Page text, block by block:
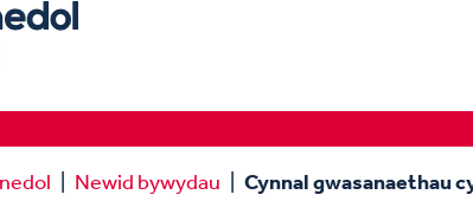
Newid bywydau Cynnal gwasanaethau